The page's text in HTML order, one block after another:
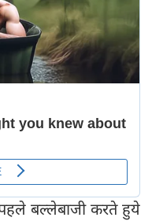
बल्लेबाजी करते हुये